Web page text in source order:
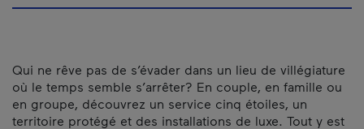
Qui ne rêve pas de s’évader dans un lieu de villégiature
où le temps semble s’arrêter? En couple, en famille ou
en groupe, découvrez un service cinq étoiles, un
territoire protégé et des installations de luxe. Tout y est